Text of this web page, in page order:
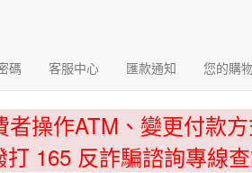
碼 客服中心 匯款通知 您的購
操作ATM、變更付款
165 反詐騙諮詢專線查